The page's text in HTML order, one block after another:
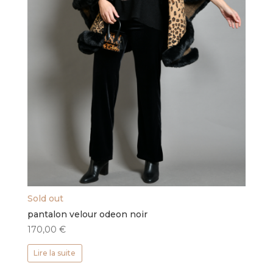
Sold out
pantalon velour odeon noir
170,00 €
Lire la suite